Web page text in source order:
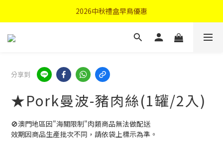
首購優惠輸入"N50"現折50元
2026中秋禮盒早鳥優惠
首購優惠輸入"N50"現折50元
分享到
★Pork曼波-豬肉絲(1罐/2入)
🚫澳門地區因"海關限制"肉類商品無法做配送
效期因商品生產批次不同，請依袋上標示為準。